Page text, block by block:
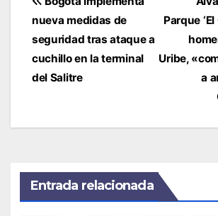
de
entradas
Parque
Uribe,
a
nueva medidas de
seguridad tras ataque a
cuchillo en la terminal
del Salitre
Entrada relacionada